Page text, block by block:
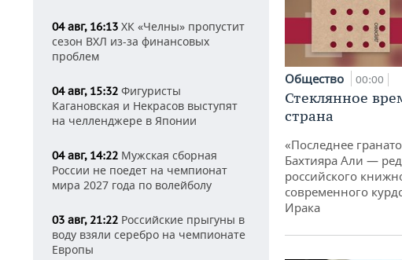
04 авг, 16:13 ХК «Челны» пропустит
сезон ВХЛ из-за финансовых
проблем
04 авг, 15:32 Фигуристы
Кагановская и Некрасов выступят
на челленджере в Японии
04 авг, 14:22 Мужская сборная
России не поедет на чемпионат
мира 2027 года по волейболу
03 авг, 21:22 Российские прыгуны в
воду взяли серебро на чемпионате
Европы
Общество 00:00
Стеклянное
страна
«Последнее
Бахтияра Али —
российского
современного
Ирака